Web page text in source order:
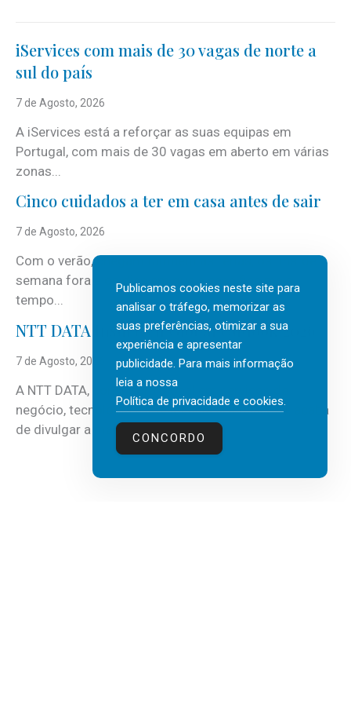
iServices com mais de 30 vagas de norte a
sul do país
7 de Agosto, 2026
A iServices está a reforçar as suas equipas em
Portugal, com mais de 30 vagas em aberto em várias
zonas...
Cinco cuidados a ter em casa antes de sair
7 de Agosto, 2026
Com o verão, chegam também as férias, os fins-de-
semana fora e os dias em que a casa fica mais
tempo...
NTT DATA Insurtech Global Outlook 2026
7 de Agosto, 2026
A NTT DATA, consultora global em serviços de
negócio, tecnologia e inteligência artificial (IA), acaba
de divulgar a mais recente...
Publicamos cookies neste site para
analisar o tráfego, memorizar as
suas preferências, otimizar a sua
experiência e apresentar
publicidade. Para mais informação
leia a nossa
Política de privacidade e cookies.
CONCORDO